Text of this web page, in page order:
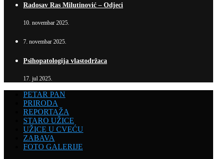
Radosav Ras Milutinović – Odjeci
10. novembar 2025.
7. novembar 2025.
Psihopatologija vlastodržaca
17. jul 2025.
PETAR PAN
PRIRODA
REPORTAŽA
STARO UŽICE
UŽICE U CVEĆU
ZABAVA
FOTO GALERIJE